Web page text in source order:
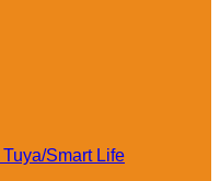
Smart Life